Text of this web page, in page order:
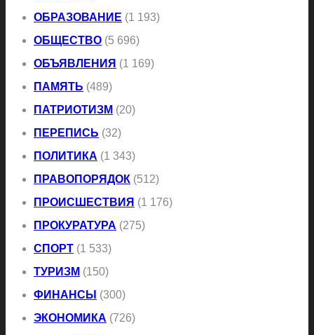
ОБРАЗОВАНИЕ (1 193)
ОБЩЕСТВО (5 696)
ОБЪЯВЛЕНИЯ (1 169)
ПАМЯТЬ (489)
ПАТРИОТИЗМ (20)
ПЕРЕПИСЬ (32)
ПОЛИТИКА (1 343)
ПРАВОПОРЯДОК (512)
ПРОИСШЕСТВИЯ (1 176)
ПРОКУРАТУРА (275)
СПОРТ (1 533)
ТУРИЗМ (150)
ФИНАНСЫ (300)
ЭКОНОМИКА (726)